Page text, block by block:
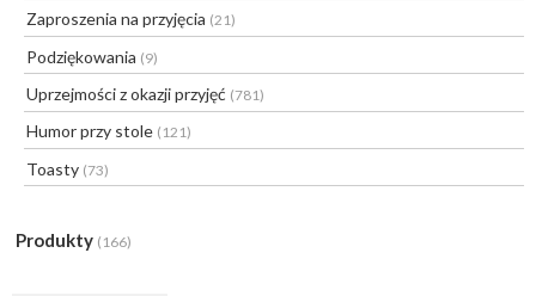
Zaproszenia na przyjęcia (21)
Podziękowania (9)
Uprzejmości z okazji przyjęć (781)
Humor przy stole (121)
Toasty (73)
Produkty (166)